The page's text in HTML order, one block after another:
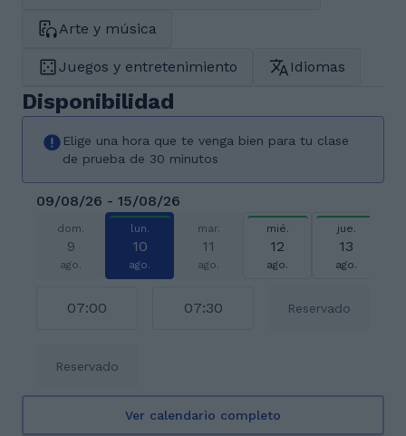
Arte y música
Juegos y entretenimiento Idiomas
Disponibilidad
Elige una hora que te venga bien para tu clase
de prueba de 30 minutos
09/08/26 - 15/08/26
dom.
9
ago.
lun.
10
ago.
mar.
11
ago.
mié.
12
ago.
jue.
13
ago.
07:00 07:30 Reservado
Reservado
Ver calendario completo